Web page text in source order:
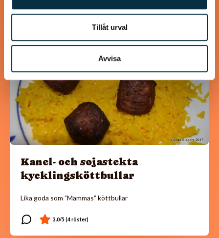
Tillåt urval
Avvisa
Kanel- och sojastekta
kycklingsköttbullar
Lika goda som ”Mammas” köttbullar